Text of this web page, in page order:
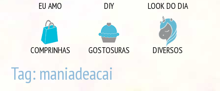
COMPRINHAS
DIVERSOS
EU AMO
EU AMO DIY LOOK DO DIA
COMPRINHAS GOSTOSURAS DIVERSOS
Tag: maniadeacai